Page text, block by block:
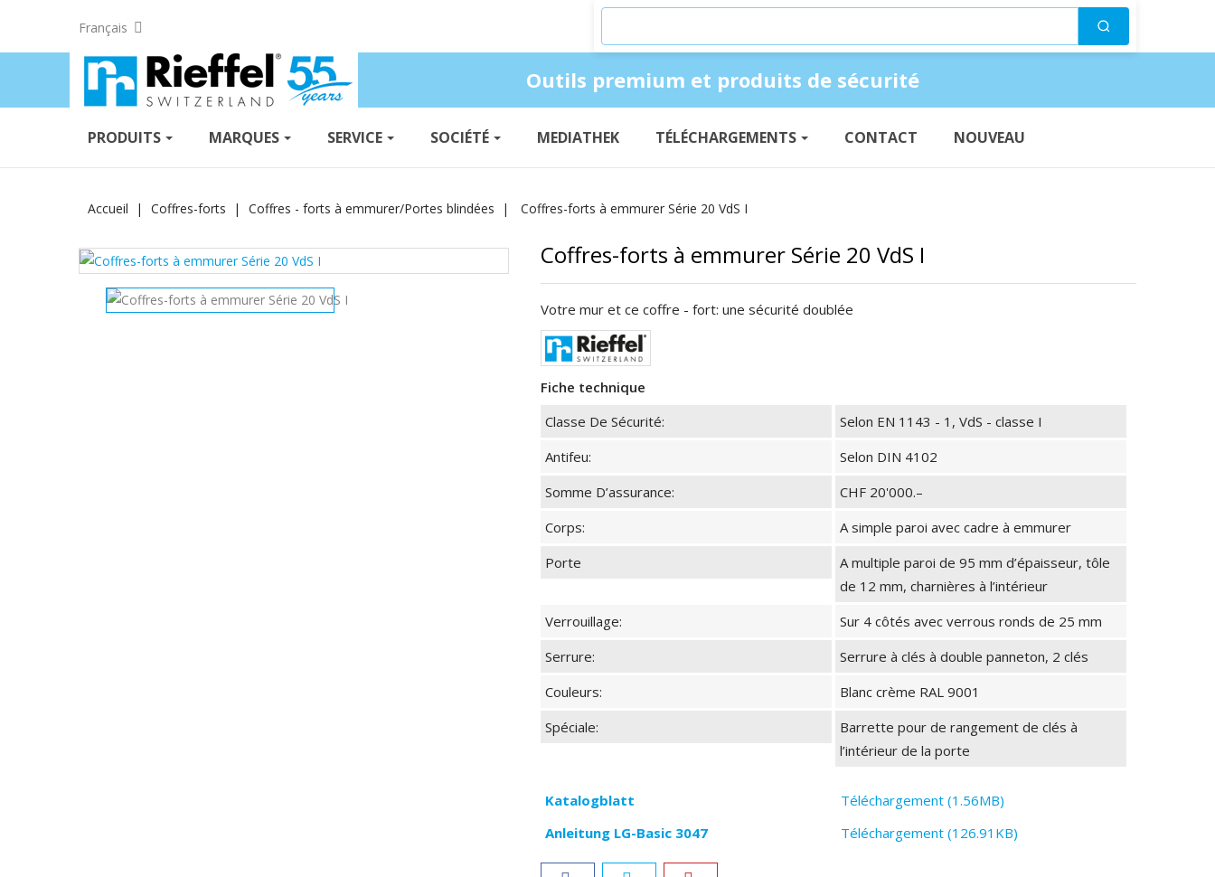
Français Suchen
Outils premium et produits de sécurité
PRODUITS MARQUES SERVICE SOCIÉTÉ MEDIATHEK TÉLÉCHARGEMENTS CONTACT NOUVEAU
Accueil Coffres-forts Coffres - forts à emmurer/Portes blindées Coffres-forts à emmurer Série 20 VdS I
Coffres-forts à emmurer Série 20 VdS I
Votre mur et ce coffre - fort: une sécurité doublée
Fiche technique
Classe De Sécurité:
Selon EN 1143 - 1, VdS - classe I
Antifeu:
Selon DIN 4102
Somme D’assurance:
CHF 20'000.–
Corps:
A simple paroi avec cadre à emmurer
Porte
A multiple paroi de 95 mm d’épaisseur, tôle
de 12 mm, charnières à l’intérieur
Verrouillage:
Sur 4 côtés avec verrous ronds de 25 mm
Serrure:
Serrure à clés à double panneton, 2 clés
Couleurs:
Blanc crème RAL 9001
Spéciale:
Barrette pour de rangement de clés à
l’intérieur de la porte
Katalogblatt
Téléchargement (1.56MB)
Anleitung LG-Basic 3047
Téléchargement (126.91KB)